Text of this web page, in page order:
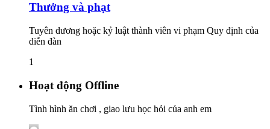
Thưởng và phạt
Tuyên dương hoặc kỷ luật thành viên vi phạm Quy định của
diễn đàn
1
Hoạt động Offline
Tình hình ăn chơi , giao lưu học hỏi của anh em